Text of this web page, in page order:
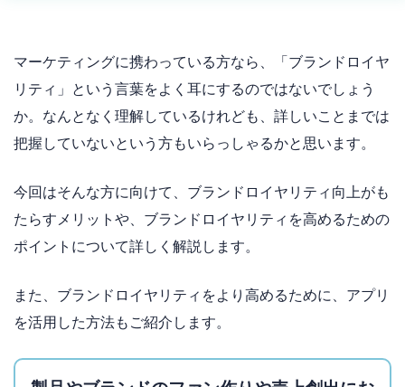
マーケティングに携わっている方なら、「ブランドロイヤ
リティ」という言葉をよく耳にするのではないでしょう
か。なんとなく理解しているけれども、詳しいことまでは
把握していないという方もいらっしゃるかと思います。
今回はそんな方に向けて、ブランドロイヤリティ向上がも
たらすメリットや、ブランドロイヤリティを高めるための
ポイントについて詳しく解説します。
また、ブランドロイヤリティをより高めるために、アプリ
を活用した方法もご紹介します。